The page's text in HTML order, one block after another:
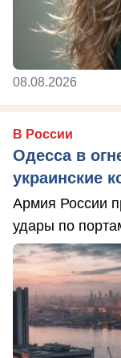
08.08.2026
В России
Одесса в
украинские
Армия России
удары по